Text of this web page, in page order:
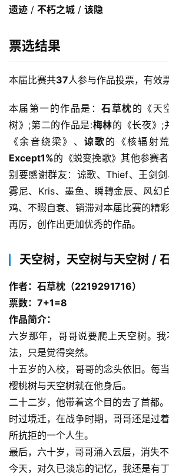
遗迹 / 不朽之城 / 该隐
票选结果
本届比赛共37人参与作品投票，有效
本届第一的作品是：石草枕的《天
树》;第二的作品是:梅林的《长夜》;
《余音绕梁》、 谅歌的《核辐射
Except1%的《蜕变挽歌》其他参赛
别要感谢群友：谅歌、Thief、王剑
雾尼、Kris、墨鱼、瞬轉金辰、风幻
鸡、不暇自衰、销滞对本届比赛的精
再厉，创作出更加优秀的作品。
天空树，天空树与天空树 /
作者：石草枕（2219291716）
票数：7+1=8
作品简介：
六岁那年，哥哥说要爬上天空树。
法，只是觉得突然。
十五岁的入校，哥哥的念头依旧。每
樱桃树与天空树就在他身后。
二十二岁，他带着这个目的去了首都。
时过境迁，在战争时期，哥哥还是过
所抗拒的一个人生。
最后，六十岁，哥哥涌入云层，消失不
今天，对久已淡忘的记忆，我还是